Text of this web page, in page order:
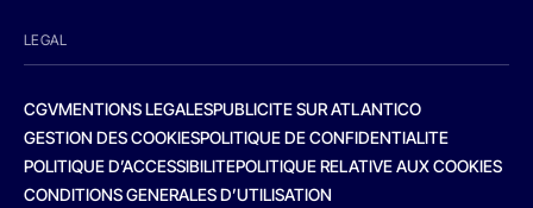
LEGAL
CGVMENTIONS LEGALESPUBLICITE SUR ATLANTICO
GESTION DES COOKIESPOLITIQUE DE CONFIDENTIALITE
POLITIQUE D’ACCESSIBILITEPOLITIQUE RELATIVE AUX COOKIES
CONDITIONS GENERALES D’UTILISATION